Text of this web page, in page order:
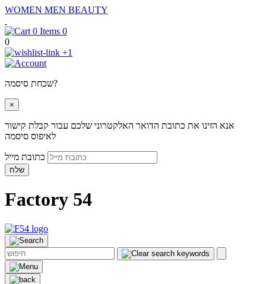
WOMEN MEN BEAUTY
0
0
+1
שכחת סיסמה?
×
אנא הזינו את כתובת הדואר האלקטרוני שלכם עבור קבלת קישור
לאיפוס סיסמה
שלח
Factory 54